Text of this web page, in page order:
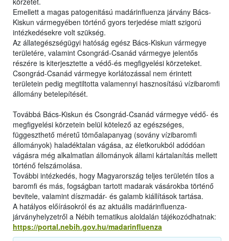
Emellett a magas patogenitású madárinfluenza járvány Bács-
Kiskun vármegyében történő gyors terjedése miatt szigorú
intézkedésekre volt szükség.
Az állategészségügyi hatóság egész Bács-Kiskun vármegye
területére, valamint Csongrád-Csanád vármegye jelentős
részére is kiterjesztette a védő-és megfigyelési körzeteket.
Csongrád-Csanád vármegye korlátozással nem érintett
területein pedig megtiltotta valamennyi hasznosítású vízibaromfi
állomány betelepítését.
Továbbá Bács-Kiskun és Csongrád-Csanád vármegye védő- és
megfigyelési körzetein belül kötelező az egészséges,
függeszthető méretű tömőalapanyag (sovány vízibaromfi
állományok) haladéktalan vágása, az életkorukból adódóan
vágásra még alkalmatlan állományok állami kártalanítás mellett
történő felszámolása.
További intézkedés, hogy Magyarország teljes területén tilos a
baromfi és más, fogságban tartott madarak vásárokba történő
bevitele, valamint díszmadár- és galamb kiállítások tartása.
A hatályos előírásokról és az aktuális madárinfluenza-
járványhelyzetről a Nébih tematikus aloldalán tájékozódhatnak:
https://portal.nebih.gov.hu/madarinfluenza